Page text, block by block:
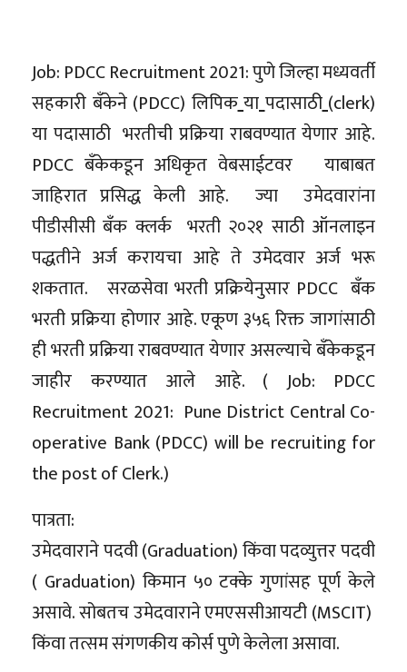
Job: PDCC Recruitment 2021: पुणे जिल्हा मध्यवर्ती
सहकारी बँकेने (PDCC) लिपिकयापदासाठी (clerk)
या पदासाठी भरतीची प्रक्रिया राबवण्यात येणार आहे.
PDCC बँकेकडून अधिकृत वेबसाईटवर याबाबत
जाहिरात प्रसिद्ध केली आहे. ज्या उमेदवारांना
पीडीसीसी बँक क्लर्क भरती २०२१ साठी ऑनलाइन
पद्धतीने अर्ज करायचा आहे ते उमेदवार अर्ज भरू
शकतात. सरळसेवा भरती प्रक्रियेनुसार PDCC बँक
भरती प्रक्रिया होणार आहे. एकूण ३५६ रिक्त जागांसाठी
ही भरती प्रक्रिया राबवण्यात येणार असल्याचे बँकेकडून
जाहीर करण्यात आले आहे. ( Job: PDCC
Recruitment 2021: Pune District Central Co-
operative Bank (PDCC) will be recruiting for
the post of Clerk.)
पात्रता:
उमेदवाराने पदवी (Graduation) किंवा पदव्युत्तर पदवी
( Graduation) किमान ५० टक्के गुणांसह पूर्ण केले
असावे. सोबतच उमेदवाराने एमएससीआयटी (MSCIT)
किंवा तत्सम संगणकीय कोर्स पुणे केलेला असावा.